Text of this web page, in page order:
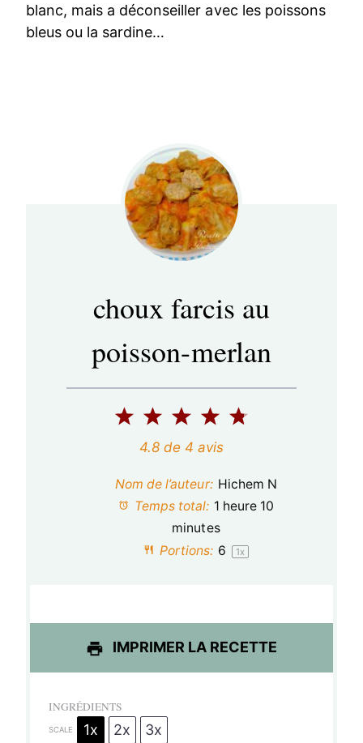
blanc, mais a déconseiller avec les poissons
bleus ou la sardine…
choux farcis au
poisson-merlan
5
t
o
s
4
é
t
o
i
s
3
é
t
o
i
s
2
é
t
o
s
1
é
t
o
4.8de 4 avis
Nom de l’auteur: Hichem N
Temps total: 1 heure 10
minutes
Portions: 6 1x
IMPRIMER LA RECETTE
INGRÉDIENTS
SCALE 1x 2x 3x